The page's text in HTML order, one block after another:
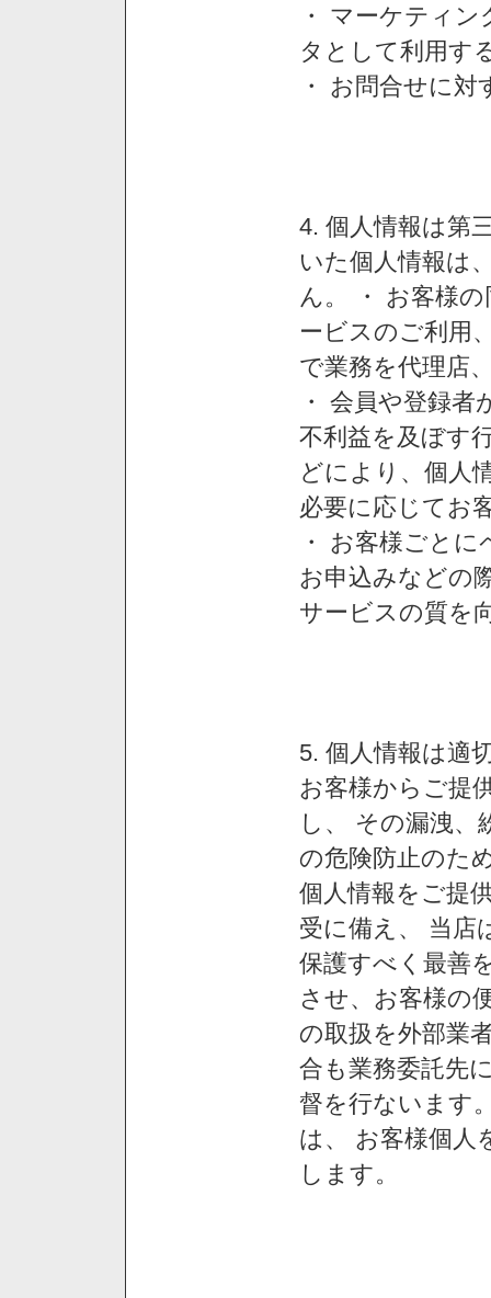
・ マーケティ
タとして利用す
・ お問合せに
4. 個人情報は第
いた個人情報は
ん。 ・ お客様
ービスのご利用
で業務を代理店
・ 会員や登録
不利益を及ぼす
どにより、個人
必要に応じてお
・ お客様ごと
お申込みなどの
サービスの質を
5. 個人情報は適
お客様からご提
し、 その漏洩、
の危険防止のた
個人情報をご提
受に備え、 当店
保護すべく最善
させ、お客様の
の取扱を外部業
合も業務委託先
督を行ないます
は、 お客様個人
します。